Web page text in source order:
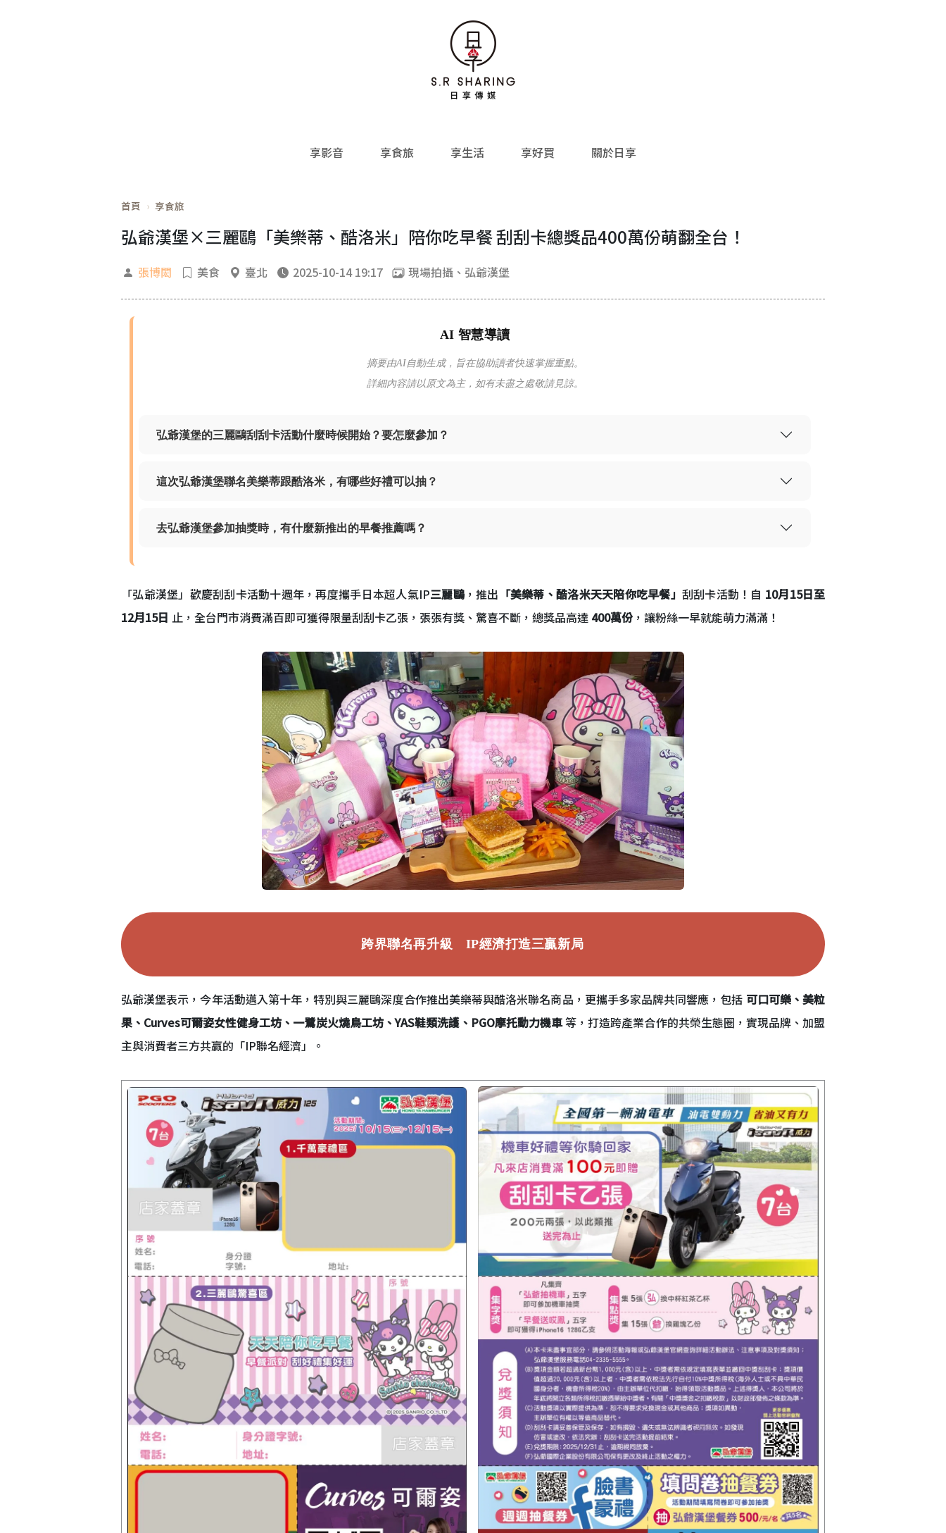
享影音 享食旅 享生活 享好買 關於日享
首頁 享食旅
弘爺漢堡×三麗鷗「美樂蒂、酷洛米」陪你吃早餐 刮刮卡總獎品400萬份萌翻全台！
張博閎 美食 臺北 2025-10-14 19:17 現場拍攝、弘爺漢堡
AI 智慧導讀
摘要由AI自動生成，旨在協助讀者快速掌握重點。
詳細內容請以原文為主，如有未盡之處敬請見諒。
弘爺漢堡的三麗鷗刮刮卡活動什麼時候開始？要怎麼參加？
這次弘爺漢堡聯名美樂蒂跟酷洛米，有哪些好禮可以抽？
去弘爺漢堡參加抽獎時，有什麼新推出的早餐推薦嗎？
「弘爺漢堡」歡慶刮刮卡活動十週年，再度攜手日本超人氣IP三麗鷗，推出 「美樂蒂、酷洛米天天陪你吃早餐」 刮刮卡活動！自 10月15日至
12月15日 止，全台門市消費滿百即可獲得限量刮刮卡乙張，張張有獎、驚喜不斷，總獎品高達 400萬份 ，讓粉絲一早就能萌力滿滿！
跨界聯名再升級 IP經濟打造三贏新局
弘爺漢堡表示，今年活動邁入第十年，特別與三麗鷗深度合作推出美樂蒂與酷洛米聯名商品，更攜手多家品牌共同響應，包括 可口可樂、美粒
果、Curves可爾姿女性健身工坊、一鷺炭火燒鳥工坊、YAS鞋類洗護、PGO摩托動力機車等，打造跨產業合作的共榮生態圈，實現品牌、加盟
主與消費者三方共贏的「IP聯名經濟」。